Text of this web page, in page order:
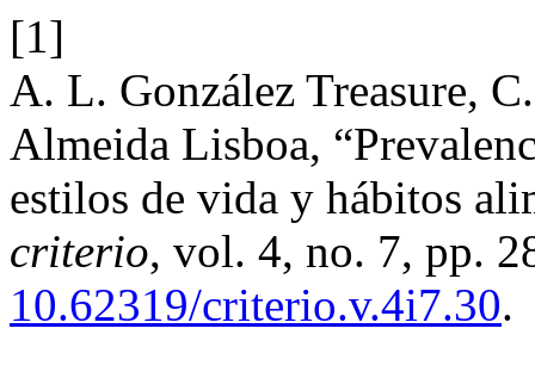
[1]
A. L. González Treasure,
Almeida Lisboa,
estilos de vida y hábitos
criterio, vol. 4, no. 7, pp.
10.62319/criterio.v.4i7.30.